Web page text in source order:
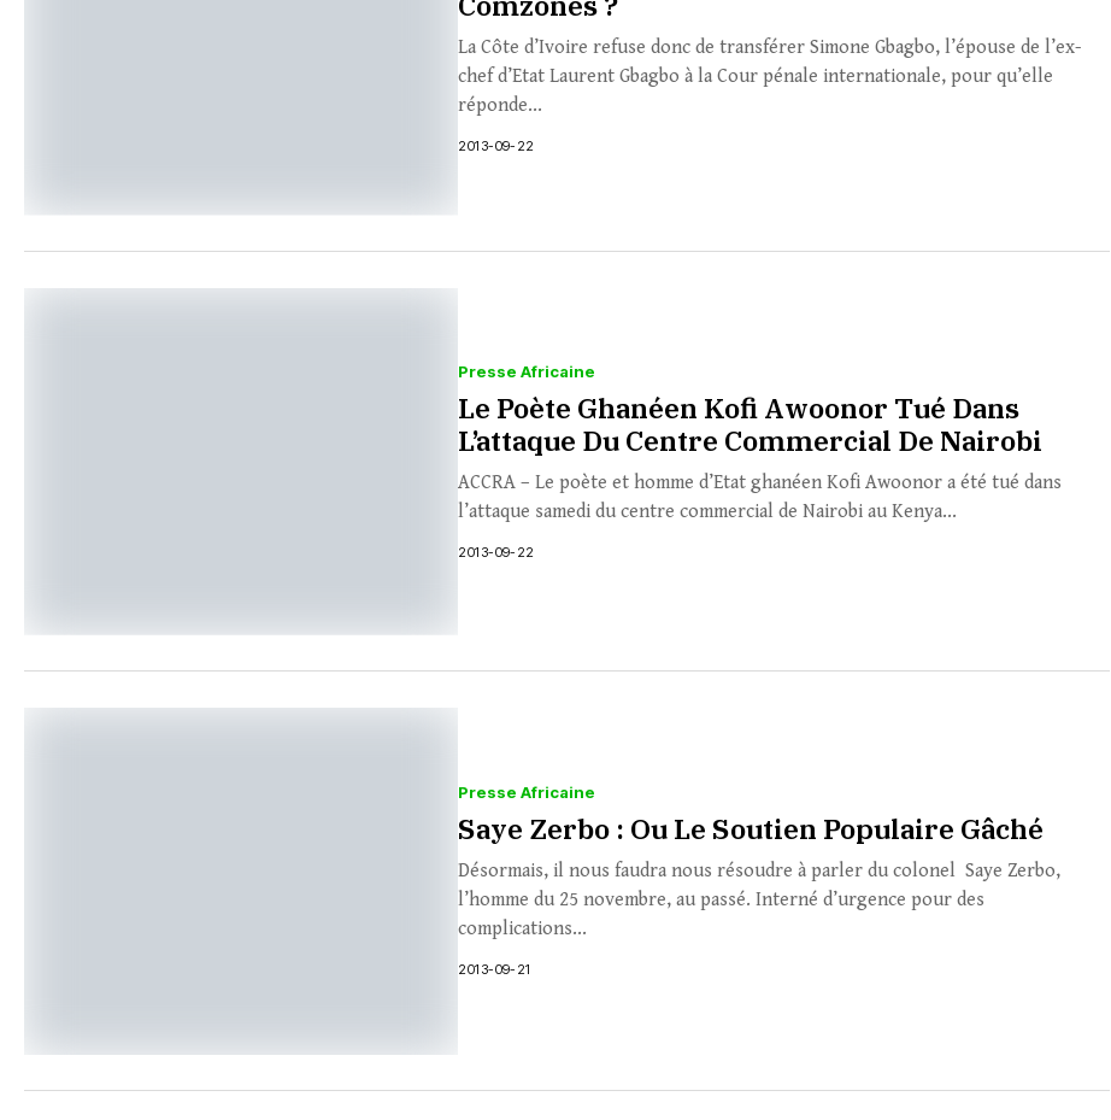
La Côte d’Ivoire refuse donc de transférer Simone Gbagbo, l’épouse de l’ex-
chef d’Etat Laurent Gbagbo à la Cour pénale internationale, pour qu’elle
réponde...
2013-09-22
Presse Africaine
Le Poète Ghanéen Kofi Awoonor Tué Dans
L’attaque Du Centre Commercial De Nairobi
ACCRA – Le poète et homme d’Etat ghanéen Kofi Awoonor a été tué dans
l’attaque samedi du centre commercial de Nairobi au Kenya...
2013-09-22
Presse Africaine
Saye Zerbo : Ou Le Soutien Populaire Gâché
Désormais, il nous faudra nous résoudre à parler du colonel Saye Zerbo,
l’homme du 25 novembre, au passé. Interné d’urgence pour des
complications...
2013-09-21